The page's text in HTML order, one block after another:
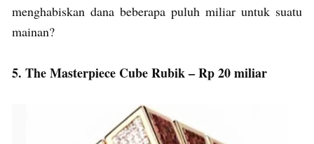
menghabiskan dana beberapa puluh miliar untuk suatu
mainan?
5. The Masterpiece Cube Rubik – Rp 20 miliar